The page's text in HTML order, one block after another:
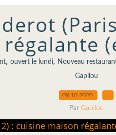
, ouvert le lundi, Nouveau
Gapilou
09.10.2020
Par Gapilou